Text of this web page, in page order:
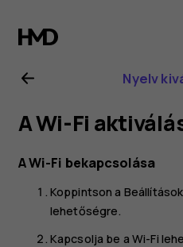
Nokia
X30
5G
útmutató
Nyelv
A Wi-Fi
A Wi-Fi bekapcsolása
Koppintson a Beállítások
lehetőségre.
Kapcsolja be aWi-Fi